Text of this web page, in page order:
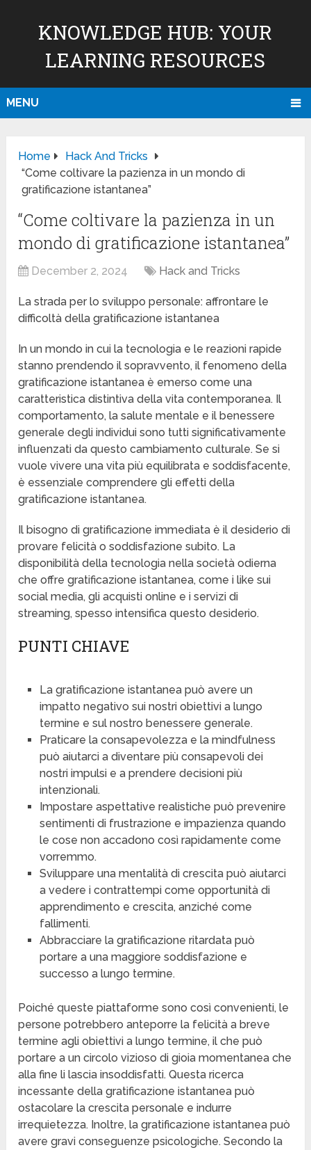
KNOWLEDGE HUB: YOUR
LEARNING RESOURCES
MENU
Home
Hack And Tricks
“Come coltivare la pazienza in un mondo di
gratificazione istantanea”
“Come coltivare la pazienza in un
mondo di gratificazione istantanea”
December 2, 2024 Hack and Tricks
La strada per lo sviluppo personale: affrontare le
difficoltà della gratificazione istantanea
In un mondo in cui la tecnologia e le reazioni rapide
stanno prendendo il sopravvento, il fenomeno della
gratificazione istantanea è emerso come una
caratteristica distintiva della vita contemporanea. Il
comportamento, la salute mentale e il benessere
generale degli individui sono tutti significativamente
influenzati da questo cambiamento culturale. Se si
vuole vivere una vita più equilibrata e soddisfacente,
è essenziale comprendere gli effetti della
gratificazione istantanea.
Il bisogno di gratificazione immediata è il desiderio di
provare felicità o soddisfazione subito. La
disponibilità della tecnologia nella società odierna
che offre gratificazione istantanea, come i like sui
social media, gli acquisti online e i servizi di
streaming, spesso intensifica questo desiderio.
PUNTI CHIAVE
La gratificazione istantanea può avere un
impatto negativo sui nostri obiettivi a lungo
termine e sul nostro benessere generale.
Praticare la consapevolezza e la mindfulness
può aiutarci a diventare più consapevoli dei
nostri impulsi e a prendere decisioni più
intenzionali.
Impostare aspettative realistiche può prevenire
sentimenti di frustrazione e impazienza quando
le cose non accadono così rapidamente come
vorremmo.
Sviluppare una mentalità di crescita può aiutarci
a vedere i contrattempi come opportunità di
apprendimento e crescita, anziché come
fallimenti.
Abbracciare la gratificazione ritardata può
portare a una maggiore soddisfazione e
successo a lungo termine.
Poiché queste piattaforme sono così convenienti, le
persone potrebbero anteporre la felicità a breve
termine agli obiettivi a lungo termine, il che può
portare a un circolo vizioso di gioia momentanea che
alla fine li lascia insoddisfatti. Questa ricerca
incessante della gratificazione istantanea può
ostacolare la crescita personale e indurre
irrequietezza. Inoltre, la gratificazione istantanea può
avere gravi conseguenze psicologiche. Secondo la